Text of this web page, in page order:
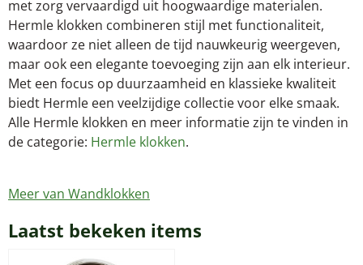
met zorg vervaardigd uit hoogwaardige materialen.
Hermle klokken combineren stijl met functionaliteit,
waardoor ze niet alleen de tijd nauwkeurig weergeven,
maar ook een elegante toevoeging zijn aan elk interieur.
Met een focus op duurzaamheid en klassieke kwaliteit
biedt Hermle een veelzijdige collectie voor elke smaak.
Alle Hermle klokken en meer informatie zijn te vinden in
de categorie: Hermle klokken.
Meer van Wandklokken
Laatst bekeken items